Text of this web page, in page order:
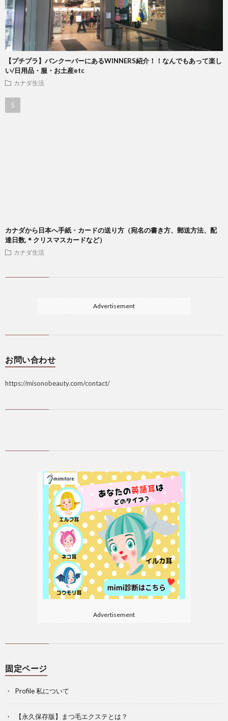
【プチプラ】バンクーバーにあるWINNERS紹介！！なんでもあって楽し
い/日用品・服・お土産etc
カナダ生活
カナダから日本へ手紙・カードの送り方（宛名の書き方、郵送方法、配
達日数,＊クリスマスカードなど）
カナダ生活
Advertisement
お問い合わせ
https://misonobeauty.com/contact/
Advertisement
固定ページ
Profile 私について
【永久保存版】まつ毛エクステとは？